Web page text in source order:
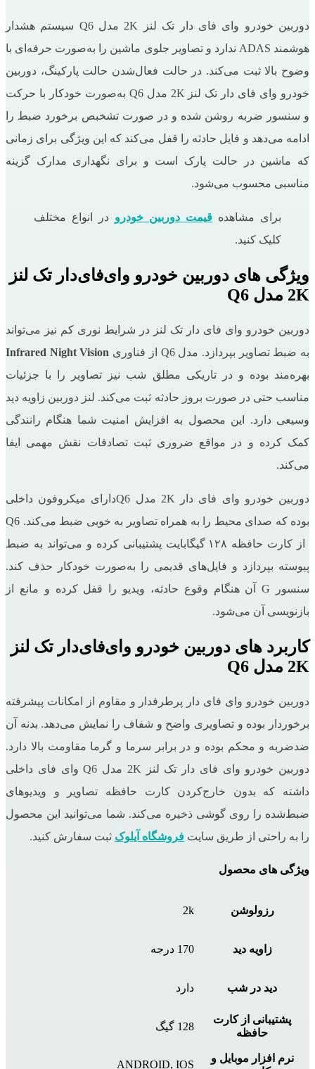
دوربین خودرو وای ‌فای ‌دار تک لنز 2K مدل Q6 سیستم هشدار
هوشمند ADAS ندارد و تصاویر جلوی ماشین را به‌صورت حرفه‌ای با
وضوح بالا ثبت می‌کند. در حالت فعال‌شدن حالت پارکینگ، دوربین
خودرو وای ‌فای‌ دار تک لنز 2K مدل Q6 به‌صورت خودکار با حرکت
و سنسور ضربه روشن شده و در صورت تشخبص برخورد ضبط را
ادامه می‌دهد و فایل حادثه را قفل می‌کند که این ویژگی برای زمانی
که ماشین در حالت پارک است و برای نگهداری مدارک گزینه
مناسبی محسوب می‌شود.
برای مشاهده قیمت دوربین خودرو در انواع مختلف
کلیک کنید.
ویژگی های دوربین خودرو وای‌فای‌دار تک لنز
2K مدل Q6
دوربین خودرو وای فای دار تک لنز در شرایط نوری کم نیز می‌تواند
به ضبط تصاویر بپردازد. مدل Q6 از فناوری
Infrared Night Vision
بهره‌مند بوده و در تاریکی مطلق شب نیز تصاویر را با جزئیات
مناسب حتی در صورت بروز حادثه ثبت می‌کند. لنز دوربین زاویه دید
وسیعی دارد. این محصول به افزایش امنیت شما هنگام رانندگی
کمک کرده و در مواقع ضروری ثبت تصادفات نقش مهمی ایفا
می‌کند.
دوربین خودرو وای‌ فای‌ دار 2K مدل Q6دارای میکروفون داخلی
بوده که صدای محیط را به همراه تصاویر به خوبی ضبط می‌کند. Q6
از کارت حافظه ۱۲۸ گیگابایت پشتیبانی کرده و می‌تواند به ضبط
پیوسته بپردازد و فایل‌های قدیمی را به‌صورت خودکار حذف کند.
سنسور G آن هنگام وقوع حادثه، ویدیو را قفل کرده و مانع از
بازنویسی آن می‌شود.
کاربرد های دوربین خودرو وای‌فای‌دار تک لنز
2K مدل Q6
دوربین خودرو وای فای دار پرطرفدار و مقاوم از امکانات پیشرفته
برخوردار بوده و تصاویری واضح و شفاف را نمایش می‌دهد. بدنه آن
ضدضربه و محکم بوده و در برابر سرما و گرما مقاومت بالا دارد.
دوربین خودرو وای ‌فای ‌دار تک لنز 2K مدل Q6 وای فای داخلی
داشته که بدون خارج‌کردن کارت حافظه تصاویر و ویدیوهای
ضبط‌شده را روی گوشی ذخیره می‌کند. شما می‌توانید این محصول
را به راحتی از طریق سایت فروشگاه آیلوک ثبت سفارش کنید.
ویژگی های محصول
رزولوشن 2k
زاویه دید 170 درجه
دید در شب دارد
پشتیبانی از کارت
حافظه
128 گیگ
نرم افزار موبایل و
ANDROID, IOS